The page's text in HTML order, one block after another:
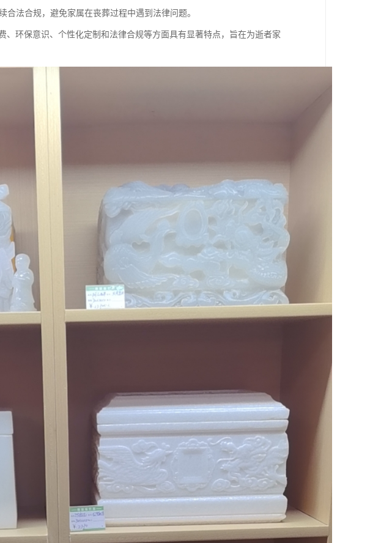
法合规，避免家属在丧葬过程中遇到法律问题。
环保意识、个性化定制和法律合规等方面具有显著特点，旨在为逝者家